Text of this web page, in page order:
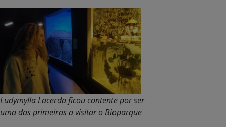
Ludymylla Lacerda ficou contente por ser
uma das primeiras a visitar o Bioparque